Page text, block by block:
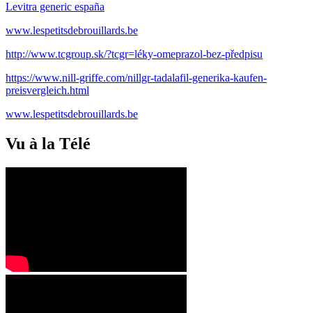
Levitra generic españa
www.lespetitsdebrouillards.be
http://www.tcgroup.sk/?tcgr=léky-omeprazol-bez-předpisu
https://www.nill-griffe.com/nillgr-tadalafil-generika-kaufen-
preisvergleich.html
www.lespetitsdebrouillards.be
Vu à la Télé